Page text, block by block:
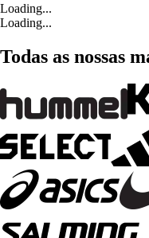
Loading...
Loading...
Todas as nossas